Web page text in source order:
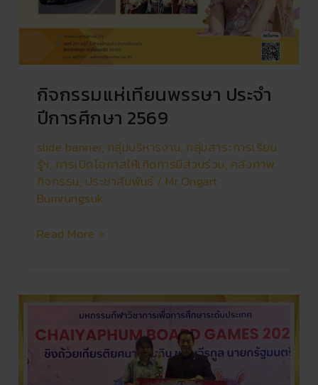
กิจกรรมแห่เทียนพรรษา ประจำ
ปีการศึกษา 2569
slide banner, กลุ่มบริหารงาน, กลุ่มสาระการเรียน
รู้ฯ, การเปิดโอกาสให้เกิดการมีส่วนร่วม, คลังภาพ
กิจกรรม, ประชาสัมพันธ์/ Mr.Ongart
Bumrungsuk
Read More »
“CHAIYAPHUM
GAMES
2026
ระดับ